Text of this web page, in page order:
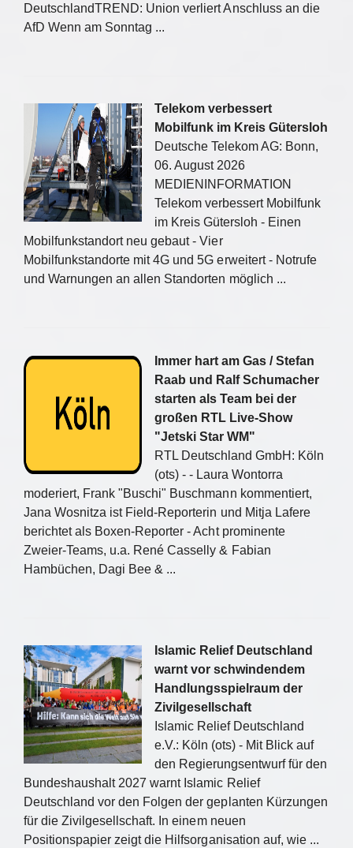
DeutschlandTREND: Union verliert Anschluss an die
AfD Wenn am Sonntag ...
Telekom verbessert
Mobilfunk im Kreis Gütersloh
Deutsche Telekom AG: Bonn,
06. August 2026
MEDIENINFORMATION
Telekom verbessert Mobilfunk
im Kreis Gütersloh - Einen
Mobilfunkstandort neu gebaut - Vier
Mobilfunkstandorte mit 4G und 5G erweitert - Notrufe
und Warnungen an allen Standorten möglich ...
Immer hart am Gas / Stefan
Raab und Ralf Schumacher
starten als Team bei der
großen RTL Live-Show
"Jetski Star WM"
RTL Deutschland GmbH: Köln
(ots) - - Laura Wontorra
moderiert, Frank "Buschi" Buschmann kommentiert,
Jana Wosnitza ist Field-Reporterin und Mitja Lafere
berichtet als Boxen-Reporter - Acht prominente
Zweier-Teams, u.a. René Casselly & Fabian
Hambüchen, Dagi Bee & ...
Islamic Relief Deutschland
warnt vor schwindendem
Handlungsspielraum der
Zivilgesellschaft
Islamic Relief Deutschland
e.V.: Köln (ots) - Mit Blick auf
den Regierungsentwurf für den
Bundeshaushalt 2027 warnt Islamic Relief
Deutschland vor den Folgen der geplanten Kürzungen
für die Zivilgesellschaft. In einem neuen
Positionspapier zeigt die Hilfsorganisation auf, wie ...